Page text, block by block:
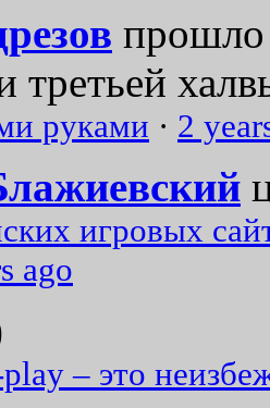
прошло
руками · 2
игровых
ago
– это